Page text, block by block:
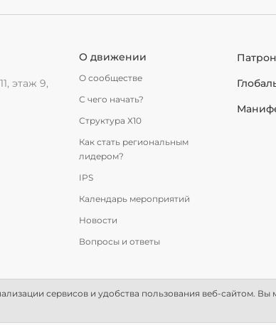
этаж 9,
О движении
О сообществе
С чего начать?
Структура Х10
Как стать региональным
лидером?
IPS
Календарь мероприятий
Новости
Вопросы и ответы
сервисов и удобства пользования веб-сайтом. Вы